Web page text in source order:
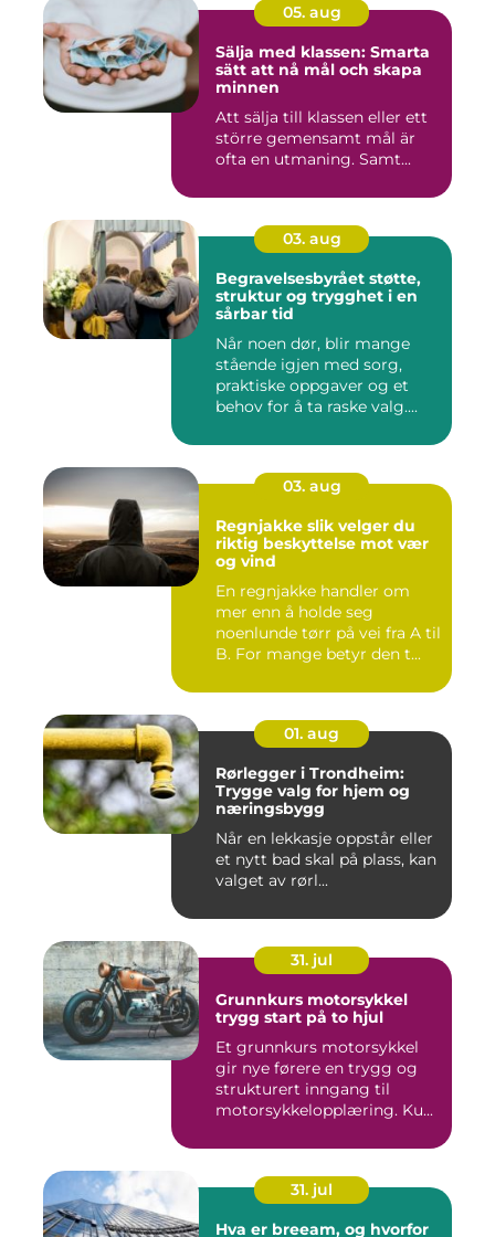
05. aug
Sälja med klassen: Smarta
sätt att nå mål och skapa
minnen
Att sälja till klassen eller ett
större gemensamt mål är
ofta en utmaning. Samt...
03. aug
Begravelsesbyrået støtte,
struktur og trygghet i en
sårbar tid
Når noen dør, blir mange
stående igjen med sorg,
praktiske oppgaver og et
behov for å ta raske valg....
03. aug
Regnjakke slik velger du
riktig beskyttelse mot vær
og vind
En regnjakke handler om
mer enn å holde seg
noenlunde tørr på vei fra A til
B. For mange betyr den t...
01. aug
Rørlegger i Trondheim:
Trygge valg for hjem og
næringsbygg
Når en lekkasje oppstår eller
et nytt bad skal på plass, kan
valget av rørl...
31. jul
Grunnkurs motorsykkel
trygg start på to hjul
Et grunnkurs motorsykkel
gir nye førere en trygg og
strukturert inngang til
motorsykkelopplæring. Ku...
31. jul
Hva er breeam, og hvorfor